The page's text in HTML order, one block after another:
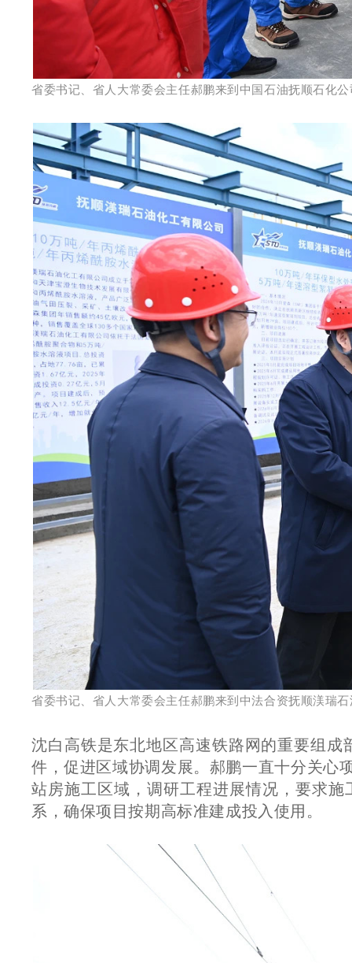
省委书记、省人大常委会主任郝鹏来到中国石油抚顺石化
省委书记、省人大常委会主任郝鹏来到中法合资抚顺渼瑞
沈白高铁是东北地区高速铁路网的重要组
件，促进区域协调发展。郝鹏一直十分关心
站房施工区域，调研工程进展情况，要求
系，确保项目按期高标准建成投入使用。